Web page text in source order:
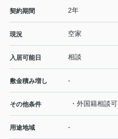
契約期間 2年
現況 空家
入居可能日 相談
敷金積み増し -
その他条件 ・外国籍相談可
用途地域 -